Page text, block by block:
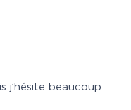
j’hésite beaucoup